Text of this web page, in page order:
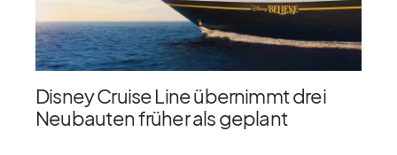
Disney Cruise Line übernimmt drei
Neubauten früher als geplant